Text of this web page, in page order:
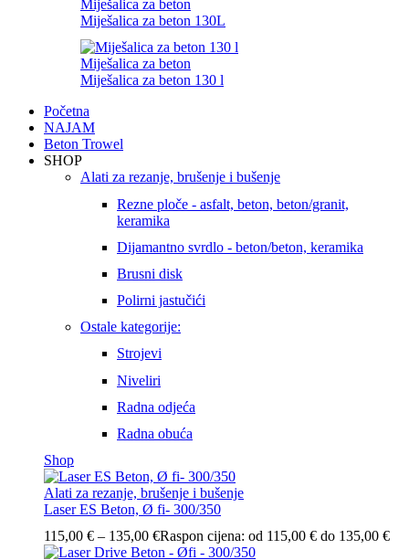
Miješalica za beton
Miješalica za beton 130L
Miješalica za beton
Miješalica za beton 130 l
Početna
NAJAM
Beton Trowel
SHOP
Alati za rezanje, brušenje i bušenje
Rezne ploče - asfalt, beton, beton/granit,
keramika
Dijamantno svrdlo - beton/beton, keramika
Brusni disk
Polirni jastučići
Ostale kategorije:
Strojevi
Niveliri
Radna odjeća
Radna obuća
Shop
Alati za rezanje, brušenje i bušenje
Laser ES Beton, Ø fi- 300/350
115,00 € – 135,00 €Raspon cijena: od 115,00 € do 135,00 €